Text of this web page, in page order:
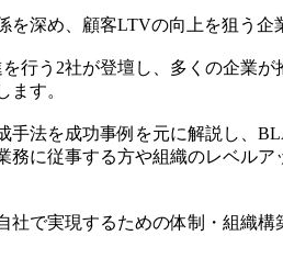
深め、顧客LTVの向上を狙う企
行う2社が登壇し、多くの企業が
す。
法を成功事例を元に解説し、
に従事する方や組織のレベルア
で実現するための体制・組織